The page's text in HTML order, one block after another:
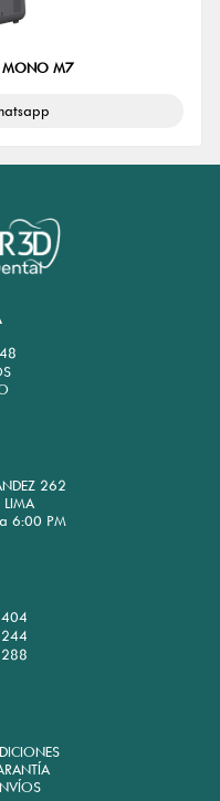
MONO M7
262
LIMA
6:00 PM